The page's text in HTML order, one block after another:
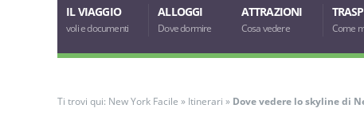
IL VIAGGIO
voli e documenti
ALLOGGI
Dove dormire
ATTRAZIONI
Cosa vedere Come
Ti trovi qui: New York Facile » Itinerari » Dove vedere lo skyline di